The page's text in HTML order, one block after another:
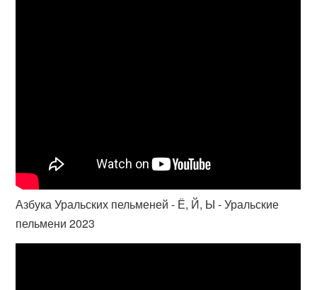
Азбука Уральских пельменей - Ё, Й, Ы - Уральские
пельмени 2023